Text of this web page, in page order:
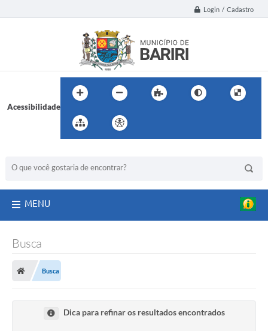
Login / Cadastro
Acessibilidade
MENU
Busca
Busca
Dica para refinar os resultados encontrados